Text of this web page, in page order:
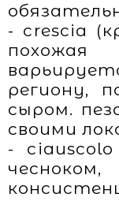
- crescia
региону,
сыром.
своими
- ciauscolo